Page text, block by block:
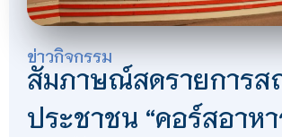
ข่าวกิจกรรม
สัมภาษณ์สดรายการส
ประชาชน “คอร์สอาห